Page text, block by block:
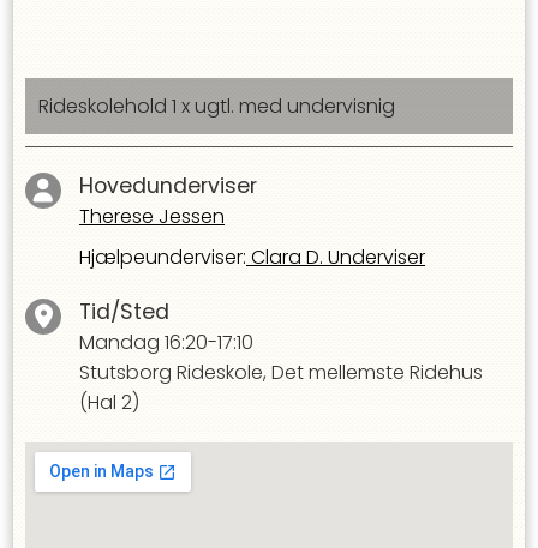
Rideskolehold 1 x ugtl. med undervisnig
Hovedunderviser
Therese Jessen
Hjælpeunderviser: Clara D. Underviser
Tid/Sted
Mandag 16:20-17:10
Stutsborg Rideskole, Det mellemste Ridehus
(Hal 2)